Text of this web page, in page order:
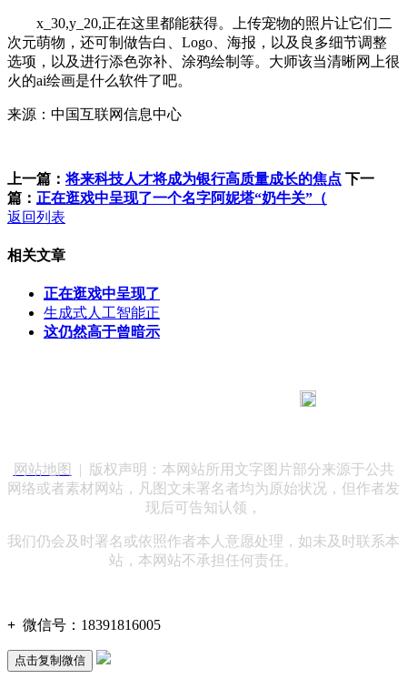
x_30,y_20,正在这里都能获得。上传宠物的照片让它们二
次元萌物，还可制做告白、Logo、海报，以及良多细节调整
选项，以及进行添色弥补、涂鸦绘制等。大师该当清晰网上很
火的ai绘画是什么软件了吧。
来源：中国互联网信息中心
上一篇：将来科技人才将成为银行高质量成长的焦点 下一
篇： 正在逛戏中呈现了一个名字阿妮塔“奶牛关”（
返回列表
相关文章
正在逛戏中呈现了
生成式人工智能正
这仍然高于曾暗示
网站地图
| 版权声明：本网站所用文字图片部分来源于公共
网络或者素材网站，凡图文未署名者均为原始状况，但作者发
现后可告知认领，
我们仍会及时署名或依照作者本人意愿处理，如未及时联系本
站，本网站不承担任何责任。
+ 微信号： 18391816005
点击复制微信